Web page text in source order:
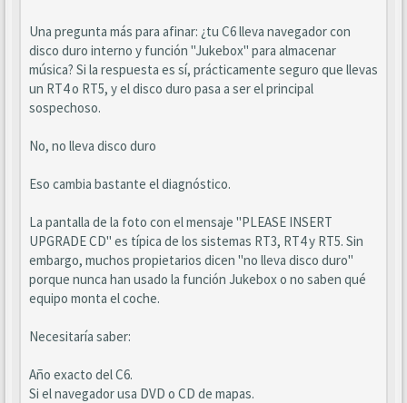
Una pregunta más para afinar: ¿tu C6 lleva navegador con
disco duro interno y función "Jukebox" para almacenar
música? Si la respuesta es sí, prácticamente seguro que llevas
un RT4 o RT5, y el disco duro pasa a ser el principal
sospechoso.
No, no lleva disco duro
Eso cambia bastante el diagnóstico.
La pantalla de la foto con el mensaje "PLEASE INSERT
UPGRADE CD" es típica de los sistemas RT3, RT4 y RT5. Sin
embargo, muchos propietarios dicen "no lleva disco duro"
porque nunca han usado la función Jukebox o no saben qué
equipo monta el coche.
Necesitaría saber:
Año exacto del C6.
Si el navegador usa DVD o CD de mapas.